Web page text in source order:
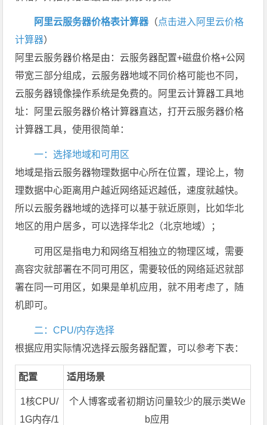
阿里云服务器价格表计算器（点击进入阿里云价格
计算器）
阿里云服务器价格是由：云服务器配置+磁盘价格+公网
带宽三部分组成，云服务器地域不同价格可能也不同，
云服务器镜像操作系统是免费的。阿里云计算器工具地
址：阿里云服务器价格计算器直达，打开云服务器价格
计算器工具，使用很简单：
一：选择地域和可用区
地域是指云服务器物理数据中心所在位置，理论上，物
理数据中心距离用户越近网络延迟越低，速度就越快。
所以云服务器地域的选择可以基于就近原则，比如华北
地区的用户居多，可以选择华北2（北京地域）；
可用区是指电力和网络互相独立的物理区域，需要
高容灾就部署在不同可用区，需要较低的网络延迟就部
署在同一可用区，如果是单机应用，就不用考虑了，随
机即可。
二：CPU/内存选择
根据应用实际情况选择云服务器配置，可以参考下表：
配置 适用场景
1核CPU/
1G内存/1
个人博客或者初期访问量较少的展示类We
b应用